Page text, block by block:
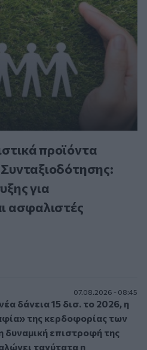
προϊόντα
για
ασφαλιστές
07.08.2026 - 08:45
δάνεια 15 δισ. το 2026, η
της κερδοφορίας των
δυναμική επιστροφή της
ταχύτατα η